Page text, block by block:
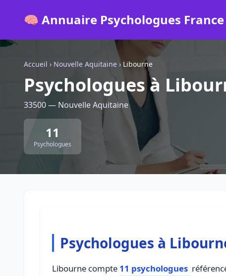
🧠 Annuaire Psychologues France
Accueil › Nouvelle Aquitaine › Libourne
Psychologues à
33500 — Nouvelle Aquitaine
11
Psychologues
Psychologues à
Libourne compte 11 psychologues